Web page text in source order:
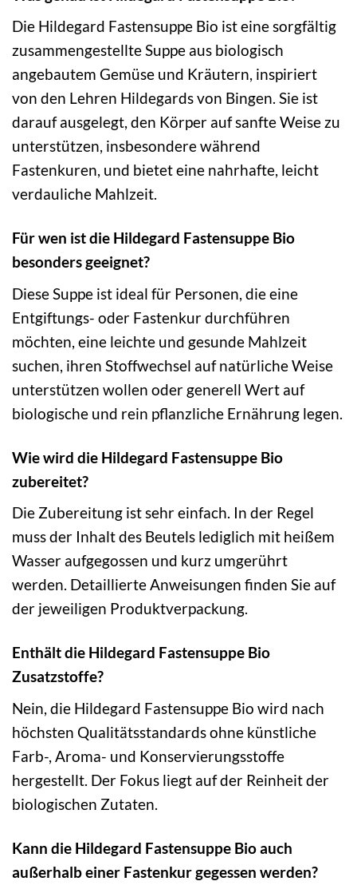
Die Hildegard Fastensuppe Bio ist eine sorgfältig
zusammengestellte Suppe aus biologisch
angebautem Gemüse und Kräutern, inspiriert
von den Lehren Hildegards von Bingen. Sie ist
darauf ausgelegt, den Körper auf sanfte Weise zu
unterstützen, insbesondere während
Fastenkuren, und bietet eine nahrhafte, leicht
verdauliche Mahlzeit.
Für wen ist die Hildegard Fastensuppe Bio
besonders geeignet?
Diese Suppe ist ideal für Personen, die eine
Entgiftungs- oder Fastenkur durchführen
möchten, eine leichte und gesunde Mahlzeit
suchen, ihren Stoffwechsel auf natürliche Weise
unterstützen wollen oder generell Wert auf
biologische und rein pflanzliche Ernährung legen.
Wie wird die Hildegard Fastensuppe Bio
zubereitet?
Die Zubereitung ist sehr einfach. In der Regel
muss der Inhalt des Beutels lediglich mit heißem
Wasser aufgegossen und kurz umgerührt
werden. Detaillierte Anweisungen finden Sie auf
der jeweiligen Produktverpackung.
Enthält die Hildegard Fastensuppe Bio
Zusatzstoffe?
Nein, die Hildegard Fastensuppe Bio wird nach
höchsten Qualitätsstandards ohne künstliche
Farb-, Aroma- und Konservierungsstoffe
hergestellt. Der Fokus liegt auf der Reinheit der
biologischen Zutaten.
Kann die Hildegard Fastensuppe Bio auch
außerhalb einer Fastenkur gegessen werden?